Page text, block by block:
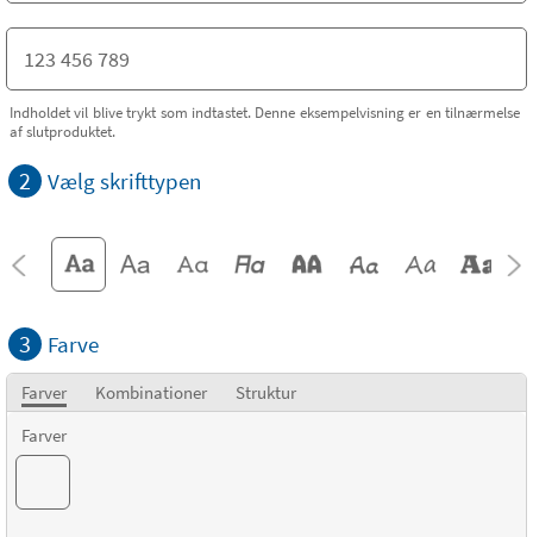
Indholdet vil blive trykt som indtastet. Denne eksempelvisning er en tilnærmelse
af slutproduktet.
2 Vælg skrifttypen
3 Farve
Farver Kombinationer
Struktur
Farver